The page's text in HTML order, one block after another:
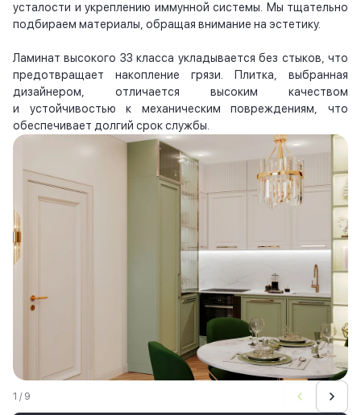
усталости и укреплению иммунной системы. Мы тщательно
подбираем материалы, обращая внимание на эстетику.
Ламинат высокого 33 класса укладывается без стыков, что
предотвращает накопление грязи. Плитка, выбранная
дизайнером, отличается высоким качеством
и устойчивостью к механическим повреждениям, что
обеспечивает долгий срок службы.
1 / 9